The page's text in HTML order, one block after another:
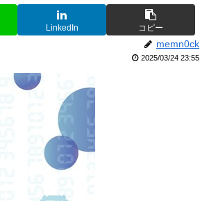
LinkedIn コピー
memn0ck
2025/03/24 23:55